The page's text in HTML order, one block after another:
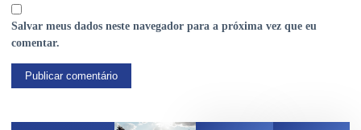
Salvar meus dados neste navegador para a próxima vez que eu
comentar.